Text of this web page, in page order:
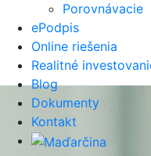
Porovnávacie
ePodpis
Online riešenia
Realitné
Blog
Dokumenty
Kontakt